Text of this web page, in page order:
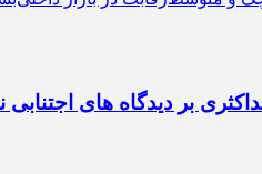
بر دیدگاه های